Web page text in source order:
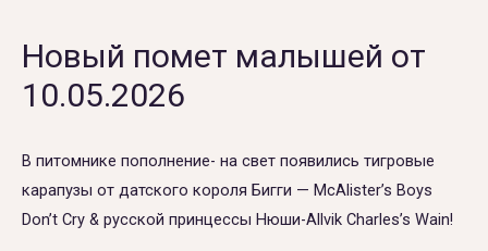
Новый помет малышей от
10.05.2026
В питомнике пополнение- на свет появились тигровые
карапузы от датского короля Бигги — McAlister’s Boys
Don’t Cry & русской принцессы Нюши-Allvik Charles’s Wain!